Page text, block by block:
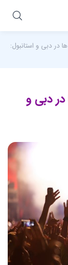
در دبی و استانبول:
دبی و